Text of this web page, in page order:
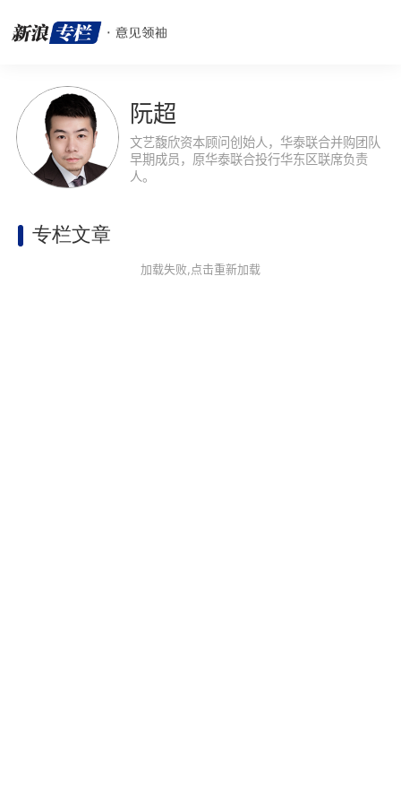
阮超
文艺馥欣资本顾问创始人，华泰联合并购团队
早期成员，原华泰联合投行华东区联席负责
人。
专栏文章
加载失败,点击重新加载